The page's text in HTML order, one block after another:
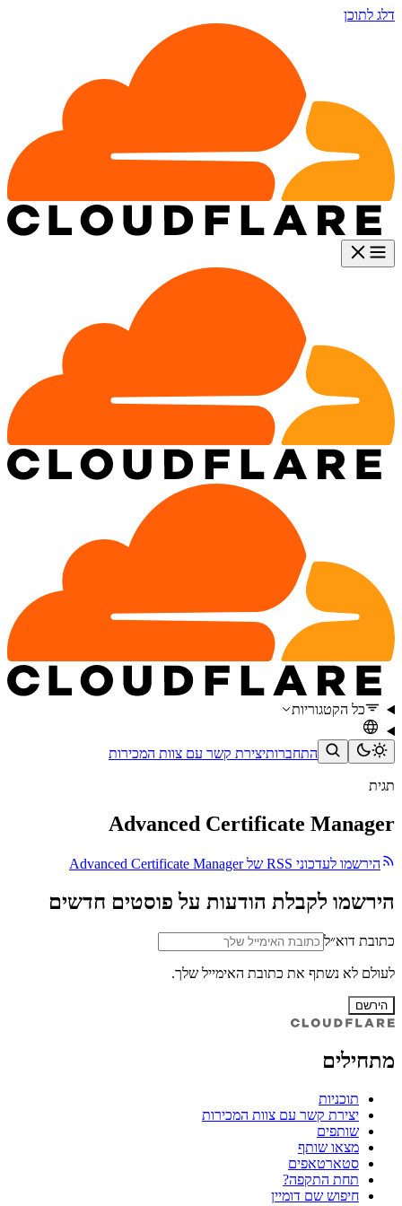
דלג לתוכן
כל הקטגוריות
התחברותיצירת קשר עם צוות המכירות
תגית
Advanced Certificate Manager
הירשמו לעדכוני RSS של Advanced Certificate Manager
הירשמו לקבלת הודעות על פוסטים חדשים
כתובת דוא״ל
לעולם לא נשתף את כתובת האימייל שלך.
הירשם
מתחילים
תוכניות
יצירת קשר עם צוות המכירות
שותפים
מצאו שותף
סטארטאפים
תחת התקפה?
חיפוש שם דומיין